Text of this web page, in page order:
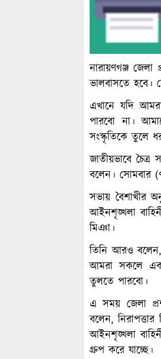
নারায়ণগঞ্জ
ভালবাসতে হবে।
এখানে যদি
পারবো না।
সংস্কৃতিকে তুলে
জাতীয়ভাবে
বলেন। সোমবার
সভায় বৈশাখীর
আইনশৃঙ্খলা
মিঞা।
তিনি আরও
আমরা সকলে
তুলতে পারবো।
এ সময় জেলা
বলেন,
আইনশৃঙ্খলা
গ্রুপ করে যাচ্ছে।